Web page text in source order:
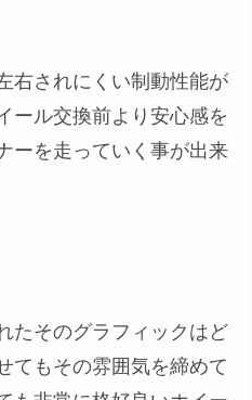
右されにくい制動性能が
ール交換前より安心感を
ーを走っていく事が出来
たそのグラフィックはど
てもその雰囲気を締めて